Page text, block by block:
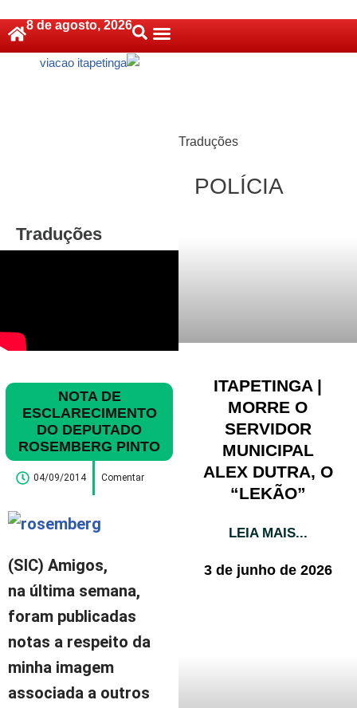
Pular
8 de agosto, 2026
Traduções
NOTA DE
ESCLARECIMENTO
DO DEPUTADO
ROSEMBERG PINTO
04/09/2014 Comentar
(SIC) Amigos,
na última semana,
foram publicadas
notas a respeito da
minha imagem
associada a outros
Traduções
POLÍCIA
ITAPETINGA |
MORRE O
SERVIDOR
MUNICIPAL
ALEX DUTRA, O
“LEKÃO”
LEIA MAIS...
3 de junho de 2026